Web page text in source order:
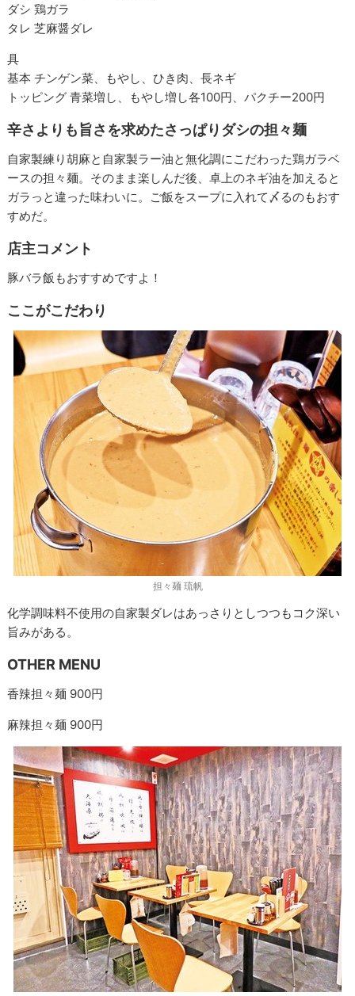
ダシ 鶏ガラ
タレ 芝麻醤ダレ
具
基本 チンゲン菜、もやし、ひき肉、長ネギ
トッピング 青菜増し、もやし増し各100円、パクチー200円
辛さよりも旨さを求めたさっぱりダシの担々麺
自家製練り胡麻と自家製ラー油と無化調にこだわった鶏ガラベ
ースの担々麺。そのまま楽しんだ後、卓上のネギ油を加えると
ガラっと違った味わいに。ご飯をスープに入れて〆るのもおす
すめだ。
店主コメント
豚バラ飯もおすすめですよ！
ここがこだわり
担々麺 琉帆
化学調味料不使用の自家製ダレはあっさりとしつつもコク深い
旨みがある。
OTHER MENU
香辣担々麺 900円
麻辣担々麺 900円